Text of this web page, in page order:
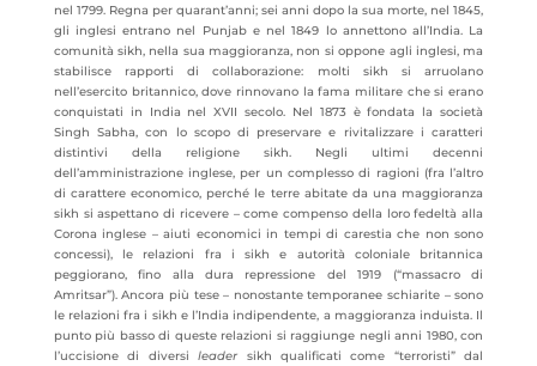
nel 1799. Regna per quarant’anni; sei anni dopo la sua morte, nel 1845,
gli inglesi entrano nel Punjab e nel 1849 lo annettono all’India. La
comunità sikh, nella sua maggioranza, non si oppone agli inglesi, ma
stabilisce rapporti di collaborazione: molti sikh si arruolano
nell’esercito britannico, dove rinnovano la fama militare che si erano
conquistati in India nel XVII secolo. Nel 1873 è fondata la società
Singh Sabha, con lo scopo di preservare e rivitalizzare i caratteri
distintivi della religione sikh. Negli ultimi decenni
dell’amministrazione inglese, per un complesso di ragioni (fra l’altro
di carattere economico, perché le terre abitate da una maggioranza
sikh si aspettano di ricevere – come compenso della loro fedeltà alla
Corona inglese – aiuti economici in tempi di carestia che non sono
concessi), le relazioni fra i sikh e autorità coloniale britannica
peggiorano, fino alla dura repressione del 1919 (“massacro di
Amritsar”). Ancora più tese – nonostante temporanee schiarite – sono
le relazioni fra i sikh e l’India indipendente, a maggioranza induista. Il
punto più basso di queste relazioni si raggiunge negli anni 1980, con
l’uccisione di diversileader sikh qualificati come “terroristi” dal